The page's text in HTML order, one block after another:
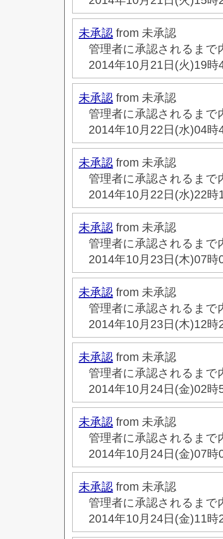
未承認 from 未承認
管理者に承認されるま
2014年10月21日(火)19時
未承認 from 未承認
管理者に承認されるま
2014年10月22日(水)04時
未承認 from 未承認
管理者に承認されるま
2014年10月22日(水)22時
未承認 from 未承認
管理者に承認されるま
2014年10月23日(木)07時
未承認 from 未承認
管理者に承認されるま
2014年10月23日(木)12時
未承認 from 未承認
管理者に承認されるま
2014年10月24日(金)02時
未承認 from 未承認
管理者に承認されるま
2014年10月24日(金)07時
未承認 from 未承認
管理者に承認されるま
2014年10月24日(金)11時